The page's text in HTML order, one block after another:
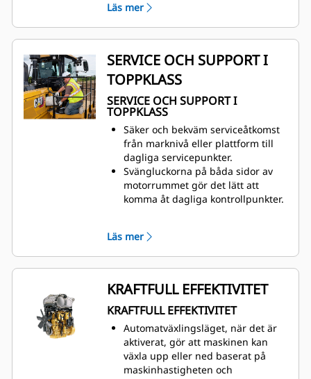
med två lägen, elreglage för
svankstöd och ryggstöd,
styvhetsjustering, dynamisk
änddämpning och läderklädsel.
Kontrollpanelen ger föraren
åtkomst till information och
kontroller för säkrare och
effektivare inställningar.
Enkelheten i Steering and
Transmission IntegratedControl
(STIC™) ger maximal respons och
kontroll. STIC ger dig kontroll över
körriktning, växelval och styrning i
en enda spak.
Läs mer
SERVICE OCH SUPPORT I
TOPPKLASS
SERVICE OCH SUPPORT I
TOPPKLASS
Säker och bekväm serviceåtkomst
från marknivå eller plattform till
dagliga servicepunkter.
Svängluckorna på båda sidor av
motorrummet gör det lätt att
komma åt dagliga kontrollpunkter.
spill.
Minska stilleståndstiden med
VIMS™-meddelanden (Vital
Information Management System)
så att förare och tekniker kan lösa
alla problem före eventuella
haverier.
Synglas möjliggör snabb visuell
inspektion och minimerar
vätskeföroreningar.
Läs mer
KRAFTFULL EFFEKTIVITET
KRAFTFULL EFFEKTIVITET
Automatväxlingsläget, när det är
aktiverat, gör att maskinen kan
växla upp eller ned baserat på
maskinhastigheten och